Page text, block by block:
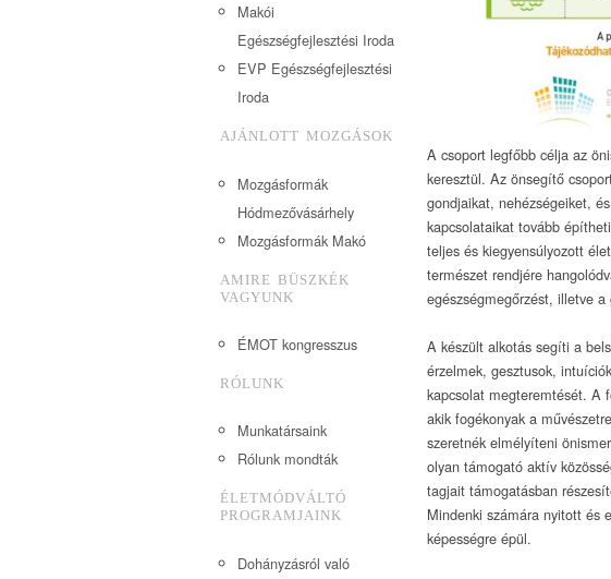
Makói
Egészségfejlesztési Iroda
EVP Egészségfejlesztési
Iroda
AJÁNLOTT MOZGÁSOK
Mozgásformák
Hódmezővásárhely
Mozgásformák Makó
AMIRE BÜSZKÉK
VAGYUNK
ÉMOT kongresszus
RÓLUNK
Munkatársaink
Rólunk mondták
ÉLETMÓDVÁLTÓ
PROGRAMJAINK
Dohányzásról való
A csoport legfőbb célja az
keresztül. Az önsegítő
gondjaikat, nehézségeiket,
kapcsolataikat tovább
teljes és kiegyensúlyozott
természet rendjére
egészségmegőrzést, illetve
A készült alkotás segíti a
érzelmek, gesztusok,
kapcsolat megteremtését. A
akik fogékonyak a
szeretnék elmélyíteni
olyan támogató aktív
tagjait támogatásban
Mindenki számára nyitott és
képességre épül.